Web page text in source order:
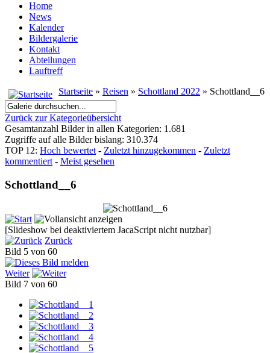
Home
News
Kalender
Bildergalerie
Kontakt
Abteilungen
Lauftreff
Startseite » Reisen » Schottland 2022 » Schottland__6
Zurück zur Kategorieübersicht
Gesamtanzahl Bilder in allen Kategorien: 1.681
Zugriffe auf alle Bilder bislang: 310.374
TOP 12: Hoch bewertet- Zuletzt hinzugekommen - Zuletzt
kommentiert- Meist gesehen
Schottland__6
[Slideshow bei deaktiviertem JacaScript nicht nutzbar]
Zurück
Bild 5 von 60
Weiter
Bild 7 von 60